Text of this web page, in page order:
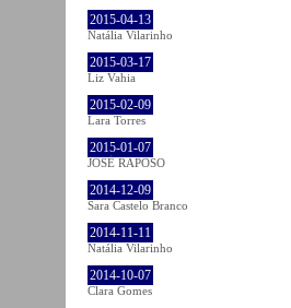
2015-04-13
Natália Vilarinho
2015-03-17
Liz Vahia
2015-02-09
Lara Torres
2015-01-07
JOSÉ RAPOSO
2014-12-09
Sara Castelo Branco
2014-11-11
Natália Vilarinho
2014-10-07
Clara Gomes